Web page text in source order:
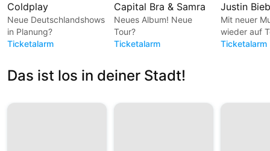
Coldplay
Neue Deutschlandshows
in Planung?
Ticketalarm
Capital Bra & Samra
Neues Album! Neue
Tour?
Ticketalarm
Justin
Mit neuer
wieder auf
Ticketalarm
Das ist los in deiner Stadt!